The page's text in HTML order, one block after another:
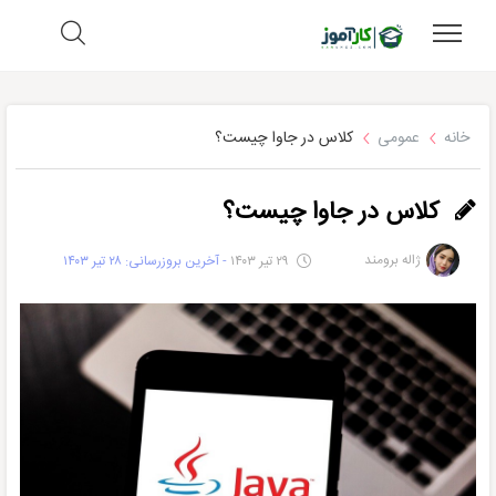
خانه عمومی کلاس در جاوا چیست؟
کلاس در جاوا چیست؟
ژاله برومند - آخرین بروزرسانی: ۲۸ تیر ۱۴۰۳